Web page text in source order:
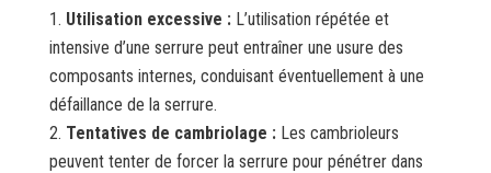
Utilisation excessive :L’utilisation répétée et
intensive d’une serrure peut entraîner une usure des
composants internes, conduisant éventuellement à une
défaillance de la serrure.
Tentatives de cambriolage :Les cambrioleurs
peuvent tenter de forcer la serrure pour pénétrer dans